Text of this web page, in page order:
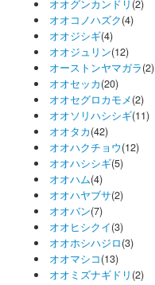
オオグンカンドリ (2)
オオコノハズク(4)
オオジシギ(4)
オオジュリン(12)
オーストンヤマガラ(2)
オオセッカ(20)
オオセグロカモメ(2)
オオソリハシシギ(11)
オオタカ(42)
オオハクチョウ(12)
オオハシシギ(5)
オオハム(4)
オオハヤブサ(2)
オオバン(7)
オオヒシクイ(3)
オオホシハジロ(3)
オオマシコ(13)
オオミズナギドリ (2)